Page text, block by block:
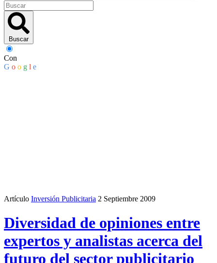
Buscar
Con
G o o g l e
Artículo Inversión Publicitaria 2 Septiembre 2009
Diversidad de opiniones entre
expertos y analistas acerca del
futuro del sector publicitario